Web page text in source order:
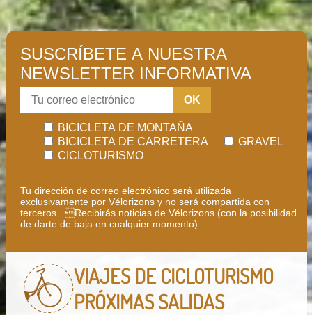
SUSCRÍBETE A NUESTRA
NEWSLETTER INFORMATIVA
OK
BICICLETA DE MONTAÑA
BICICLETA DE CARRETERA
GRAVEL
CICLOTURISMO
Tu dirección de correo electrónico será utilizada
exclusivamente por Vélorizons y no será compartida con
terceros.. Recibirás noticias de Vélorizons (con la posibilidad
de darte de baja en cualquier momento).
VIAJES DE CICLOTURISMO
PRÓXIMAS SALIDAS